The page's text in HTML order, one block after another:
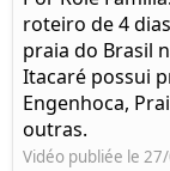
roteiro de 4
praia do Brasil
Itacaré possui
Engenhoca,
outras.
Vidéo publiée le